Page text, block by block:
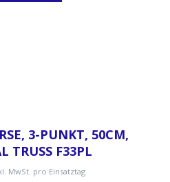
3-PUNKT, 50CM,
TRUSS F33PL
MwSt. pro Einsatztag